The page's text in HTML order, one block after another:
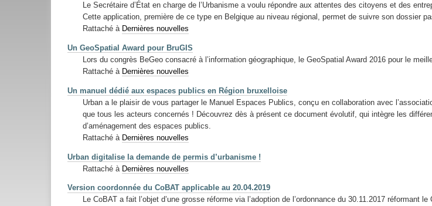
Le Secrétaire d’État en charge de l’Urbanisme a voulu répondre aux attentes des citoyens et des
Cette application, première de ce type en Belgique au niveau régional, permet de suivre son dossier
Rattaché à Dernières nouvelles
Un GeoSpatial Award pour BruGIS
Lors du congrès BeGeo consacré à l’information géographique, le GeoSpatial Award 2016 pour le
Rattaché à Dernières nouvelles
Un manuel dédié aux espaces publics en Région bruxelloise
Urban a le plaisir de vous partager le Manuel Espaces Publics, conçu en collaboration avec
que tous les acteurs concernés ! Découvrez dès à présent ce document évolutif, qui intègre les
d’aménagement des espaces publics.
Rattaché à Dernières nouvelles
Urban digitalise la demande de permis d’urbanisme !
Rattaché à Dernières nouvelles
Version coordonnée du CoBAT applicable au 20.04.2019
Le CoBAT a fait l’objet d’une grosse réforme via l’adoption de l’ordonnance du 30.11.2017